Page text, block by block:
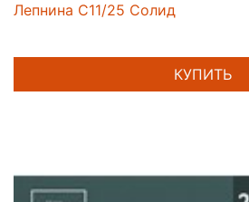
Лепнина C11/25 Солид
КУПИТЬ